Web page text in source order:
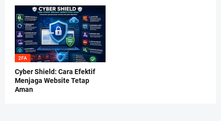
2FA
Cyber Shield: Cara Efektif
Menjaga Website Tetap
Aman